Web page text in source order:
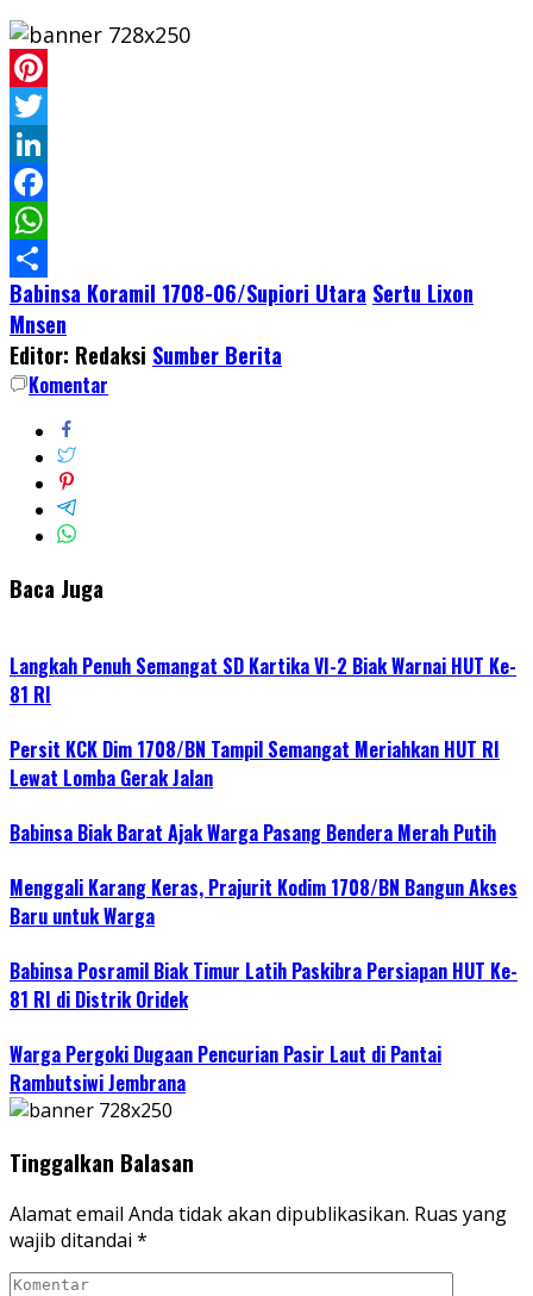
Pinterest
Twitter
LinkedIn
Facebook
WhatsApp
Share
Babinsa Koramil 1708-06/Supiori Utara Sertu Lixon
Mnsen
Editor: Redaksi Sumber Berita
Komentar
Baca Juga
Langkah Penuh Semangat SD Kartika VI-2 Biak Warnai HUT Ke-
81 RI
Persit KCK Dim 1708/BN Tampil Semangat Meriahkan HUT RI
Lewat Lomba Gerak Jalan
Babinsa Biak Barat Ajak Warga Pasang Bendera Merah Putih
Menggali Karang Keras, Prajurit Kodim 1708/BN Bangun Akses
Baru untuk Warga
Babinsa Posramil Biak Timur Latih Paskibra Persiapan HUT Ke-
81 RI di Distrik Oridek
Warga Pergoki Dugaan Pencurian Pasir Laut di Pantai
Rambutsiwi Jembrana
Tinggalkan Balasan
Alamat email Anda tidak akan dipublikasikan. Ruas yang
wajib ditandai *